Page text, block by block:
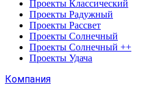
Проекты Классический
Проекты Радужный
Проекты Рассвет
Проекты Солнечный
Проекты Солнечный ++
Проекты Удача
Компания